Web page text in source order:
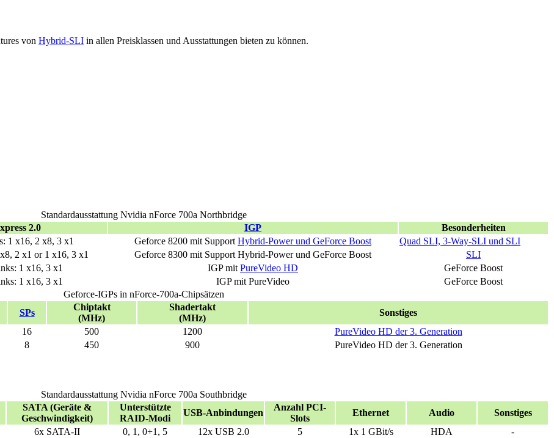
von Hybrid-SLI in allen Preisklassen und Ausstattungen bieten zu können.
Standardausstattung Nvidia nForce 700a Northbridge
2.0 IGP
Besonderheiten
1 x16, 2 x8, 3 x1 Geforce 8200 mit Support Hybrid-Power und GeForce Boost
Quad SLI, 3-Way-SLI und SLI
2 x1 or 1 x16, 3 x1 Geforce 8300 mit Support Hybrid-Power und GeForce Boost
SLI
1 x16, 3 x1 IGP mit PureVideo HD
GeForce Boost
1 x16, 3 x1 IGP mit PureVideo
GeForce Boost
Geforce-IGPs in nForce-700a-Chipsätzen
SPs
Chiptakt
(MHz)
Shadertakt
(MHz)
Sonstiges
16 500 1200
PureVideo HD der 3. Generation
8 450 900 PureVideo HD der 3. Generation
Standardausstattung Nvidia nForce 700a Southbridge
SATA (Geräte &
Geschwindigkeit)
Unterstützte
RAID-Modi
USB-Anbindungen
Anzahl PCI-
Slots
Ethernet Audio
Sonstiges
6x SATA-II 0, 1, 0+1, 5 12x USB 2.0 5 1x 1 GBit/s HDA
-